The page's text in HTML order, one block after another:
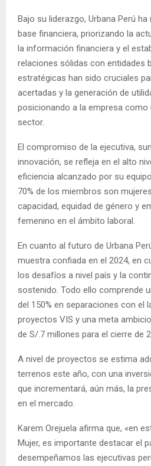
Bajo su liderazgo, Urbana Perú
base financiera, priorizando la
la información financiera y el
relaciones sólidas con entidades
estratégicas han sido cruciales
acertadas y la generación de
posicionando a la empresa como
sector.
El compromiso de la ejecutiva,
innovación, se refleja en el alto
eficiencia alcanzado por su
70% de los miembros son
capacidad, equidad de género y
femenino en el ámbito laboral.
En cuanto al futuro de Urbana
muestra confiada en el 2024, en
los desafíos a nivel país y la
sostenido. Todo ello comprende
del 150% en separaciones con el
proyectos VIS y una meta
de S/.7 millones para el cierre de
A nivel de proyectos se estima
terrenos este año, con una
que incrementará, aún más, la
en el mercado.
Karem Orejuela afirma que, «en
Mujer, es importante destacar el
desempeñamos las ejecutivas